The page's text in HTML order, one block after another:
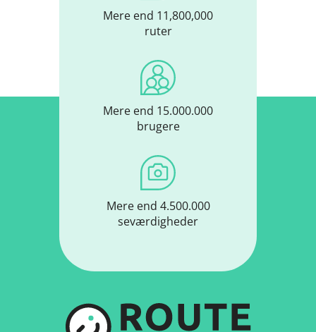
Mere end 11,800,000
ruter
Mere end 15.000.000
brugere
Mere end 4.500.000
seværdigheder